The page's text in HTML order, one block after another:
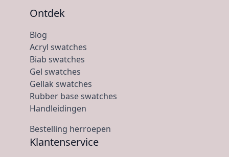
Ontdek
Blog
Acryl swatches
Biab swatches
Gel swatches
Gellak swatches
Rubber base swatches
Handleidingen
Bestelling herroepen
Klantenservice